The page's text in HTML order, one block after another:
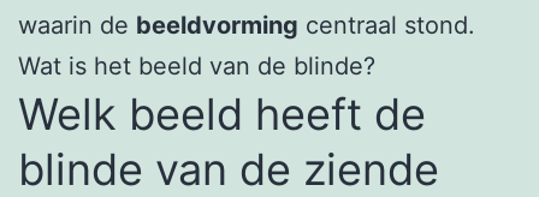
waarin de beeldvorming centraal stond.
Wat is het beeld van de blinde?
Welk beeld heeft de
blinde van de ziende